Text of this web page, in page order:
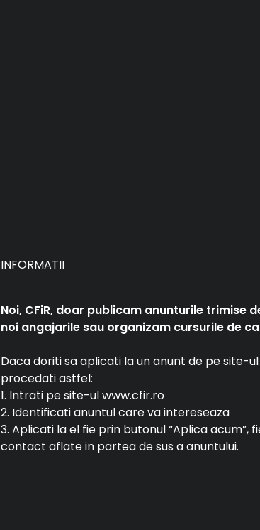
INFORMATII
Noi, CFiR, doar publicam anunturile trimise
noi angajarile sau organizam cursurile de
Daca doriti sa aplicati la un anunt de pe site-
procedati astfel:
1. Intrati pe site-ul www.cfir.ro
2. Identificati anuntul care va intereseaza
3. Aplicati la el fie prin butonul “Aplica acum”,
contact aflate in partea de sus a anuntului.